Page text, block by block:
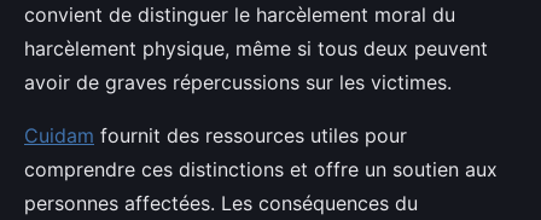
convient de distinguer le harcèlement moral du
harcèlement physique, même si tous deux peuvent
avoir de graves répercussions sur les victimes.
Cuidam fournit des ressources utiles pour
comprendre ces distinctions et offre un soutien aux
personnes affectées. Les conséquences du